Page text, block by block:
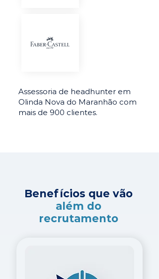
Assessoria de headhunter em
Olinda Nova do Maranhão com
mais de 900 clientes.
Benefícios que vão
além do
recrutamento